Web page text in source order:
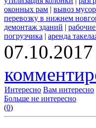
оконных рам | вывоз
перевозку в нижнем
демонтаж зданий |
погрузчика | аренда
Интересно Вам интересно
Больше не интересно
(0)